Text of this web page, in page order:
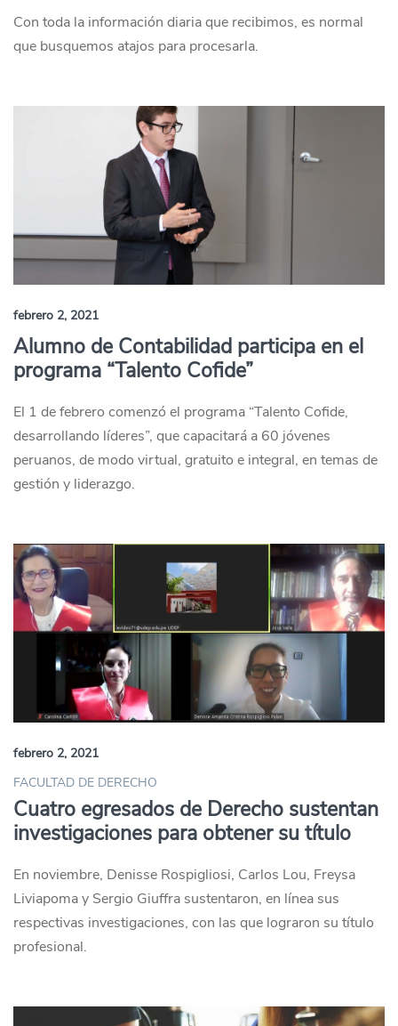
Con toda la información diaria que recibimos, es normal
que busquemos atajos para procesarla.
febrero 2, 2021
Alumno de Contabilidad participa en el
programa “Talento Cofide”
El 1 de febrero comenzó el programa “Talento Cofide,
desarrollando líderes”, que capacitará a 60 jóvenes
peruanos, de modo virtual, gratuito e integral, en temas de
gestión y liderazgo.
febrero 2, 2021
FACULTAD DE DERECHO
Cuatro egresados de Derecho sustentan
investigaciones para obtener su título
En noviembre, Denisse Rospigliosi, Carlos Lou, Freysa
Liviapoma y Sergio Giuffra sustentaron, en línea sus
respectivas investigaciones, con las que lograron su título
profesional.